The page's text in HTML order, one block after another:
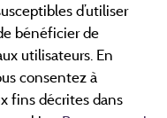
à un contrôle.En savoir
d’utiliser
bénéficier de
utilisateurs. En
consentez à
fins décrites dans